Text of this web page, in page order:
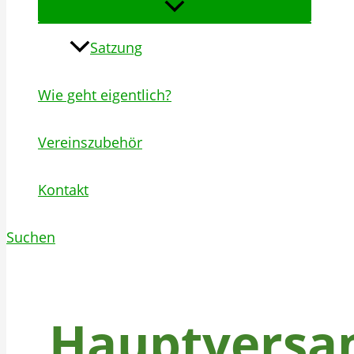
Satzung
Wie geht eigentlich?
Vereinszubehör
Kontakt
Suchen